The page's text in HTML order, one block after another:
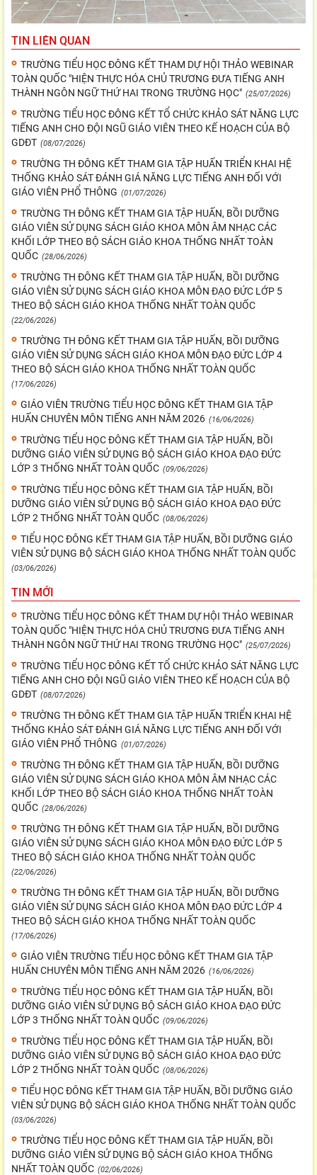
TIN LIÊN QUAN
TRƯỜNG TIỂU HỌC ĐÔNG KẾT THAM DỰ HỘI THẢO WEBINAR
TOÀN QUỐC "HIỆN THỰC HÓA CHỦ TRƯƠNG ĐƯA TIẾNG ANH
THÀNH NGÔN NGỮ THỨ HAI TRONG TRƯỜNG HỌC" (25/07/2026)
TRƯỜNG TIỂU HỌC ĐÔNG KẾT TỔ CHỨC KHẢO SÁT NĂNG LỰC
TIẾNG ANH CHO ĐỘI NGŨ GIÁO VIÊN THEO KẾ HOẠCH CỦA BỘ
GDĐT (08/07/2026)
TRƯỜNG TH ĐÔNG KẾT THAM GIA TẬP HUẤN TRIỂN KHAI HỆ
THỐNG KHẢO SÁT ĐÁNH GIÁ NĂNG LỰC TIẾNG ANH ĐỐI VỚI
GIÁO VIÊN PHỔ THÔNG (01/07/2026)
TRƯỜNG TH ĐÔNG KẾT THAM GIA TẬP HUẤN, BỒI DƯỠNG
GIÁO VIÊN SỬ DỤNG SÁCH GIÁO KHOA MÔN ÂM NHẠC CÁC
KHỐI LỚP THEO BỘ SÁCH GIÁO KHOA THỐNG NHẤT TOÀN
QUỐC (28/06/2026)
TRƯỜNG TH ĐÔNG KẾT THAM GIA TẬP HUẤN, BỒI DƯỠNG
GIÁO VIÊN SỬ DỤNG SÁCH GIÁO KHOA MÔN ĐẠO ĐỨC LỚP 5
THEO BỘ SÁCH GIÁO KHOA THỐNG NHẤT TOÀN QUỐC
(22/06/2026)
TRƯỜNG TH ĐÔNG KẾT THAM GIA TẬP HUẤN, BỒI DƯỠNG
GIÁO VIÊN SỬ DỤNG SÁCH GIÁO KHOA MÔN ĐẠO ĐỨC LỚP 4
THEO BỘ SÁCH GIÁO KHOA THỐNG NHẤT TOÀN QUỐC
(17/06/2026)
GIÁO VIÊN TRƯỜNG TIỂU HỌC ĐÔNG KẾT THAM GIA TẬP
HUẤN CHUYÊN MÔN TIẾNG ANH NĂM 2026 (16/06/2026)
TRƯỜNG TIỂU HỌC ĐÔNG KẾT THAM GIA TẬP HUẤN, BỒI
DƯỠNG GIÁO VIÊN SỬ DỤNG BỘ SÁCH GIÁO KHOA ĐẠO ĐỨC
LỚP 3 THỐNG NHẤT TOÀN QUỐC (09/06/2026)
TRƯỜNG TIỂU HỌC ĐÔNG KẾT THAM GIA TẬP HUẤN, BỒI
DƯỠNG GIÁO VIÊN SỬ DỤNG BỘ SÁCH GIÁO KHOA ĐẠO ĐỨC
LỚP 2 THỐNG NHẤT TOÀN QUỐC (08/06/2026)
TIỂU HỌC ĐÔNG KẾT THAM GIA TẬP HUẤN, BỒI DƯỠNG GIÁO
VIÊN SỬ DỤNG BỘ SÁCH GIÁO KHOA THỐNG NHẤT TOÀN QUỐC
(03/06/2026)
TIN MỚI
TRƯỜNG TIỂU HỌC ĐÔNG KẾT THAM DỰ HỘI THẢO WEBINAR
TOÀN QUỐC "HIỆN THỰC HÓA CHỦ TRƯƠNG ĐƯA TIẾNG ANH
THÀNH NGÔN NGỮ THỨ HAI TRONG TRƯỜNG HỌC" (25/07/2026)
TRƯỜNG TIỂU HỌC ĐÔNG KẾT TỔ CHỨC KHẢO SÁT NĂNG LỰC
TIẾNG ANH CHO ĐỘI NGŨ GIÁO VIÊN THEO KẾ HOẠCH CỦA BỘ
GDĐT (08/07/2026)
TRƯỜNG TH ĐÔNG KẾT THAM GIA TẬP HUẤN TRIỂN KHAI HỆ
THỐNG KHẢO SÁT ĐÁNH GIÁ NĂNG LỰC TIẾNG ANH ĐỐI VỚI
GIÁO VIÊN PHỔ THÔNG (01/07/2026)
TRƯỜNG TH ĐÔNG KẾT THAM GIA TẬP HUẤN, BỒI DƯỠNG
GIÁO VIÊN SỬ DỤNG SÁCH GIÁO KHOA MÔN ÂM NHẠC CÁC
KHỐI LỚP THEO BỘ SÁCH GIÁO KHOA THỐNG NHẤT TOÀN
QUỐC (28/06/2026)
TRƯỜNG TH ĐÔNG KẾT THAM GIA TẬP HUẤN, BỒI DƯỠNG
GIÁO VIÊN SỬ DỤNG SÁCH GIÁO KHOA MÔN ĐẠO ĐỨC LỚP 5
THEO BỘ SÁCH GIÁO KHOA THỐNG NHẤT TOÀN QUỐC
(22/06/2026)
TRƯỜNG TH ĐÔNG KẾT THAM GIA TẬP HUẤN, BỒI DƯỠNG
GIÁO VIÊN SỬ DỤNG SÁCH GIÁO KHOA MÔN ĐẠO ĐỨC LỚP 4
THEO BỘ SÁCH GIÁO KHOA THỐNG NHẤT TOÀN QUỐC
(17/06/2026)
GIÁO VIÊN TRƯỜNG TIỂU HỌC ĐÔNG KẾT THAM GIA TẬP
HUẤN CHUYÊN MÔN TIẾNG ANH NĂM 2026 (16/06/2026)
TRƯỜNG TIỂU HỌC ĐÔNG KẾT THAM GIA TẬP HUẤN, BỒI
DƯỠNG GIÁO VIÊN SỬ DỤNG BỘ SÁCH GIÁO KHOA ĐẠO ĐỨC
LỚP 3 THỐNG NHẤT TOÀN QUỐC (09/06/2026)
TRƯỜNG TIỂU HỌC ĐÔNG KẾT THAM GIA TẬP HUẤN, BỒI
DƯỠNG GIÁO VIÊN SỬ DỤNG BỘ SÁCH GIÁO KHOA ĐẠO ĐỨC
LỚP 2 THỐNG NHẤT TOÀN QUỐC (08/06/2026)
TIỂU HỌC ĐÔNG KẾT THAM GIA TẬP HUẤN, BỒI DƯỠNG GIÁO
VIÊN SỬ DỤNG BỘ SÁCH GIÁO KHOA THỐNG NHẤT TOÀN QUỐC
(03/06/2026)
TRƯỜNG TIỂU HỌC ĐÔNG KẾT THAM GIA TẬP HUẤN, BỒI
DƯỠNG GIÁO VIÊN SỬ DỤNG BỘ SÁCH GIÁO KHOA THỐNG
NHẤT TOÀN QUỐC (02/06/2026)